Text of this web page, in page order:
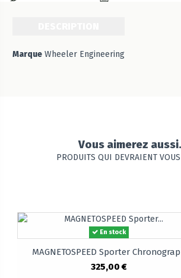
Marque Wheeler Engineering
Vous aimerez
PRODUITS QUI DEVRAIENT
En stock
MAGNETOSPEED Sporter
325,00 €